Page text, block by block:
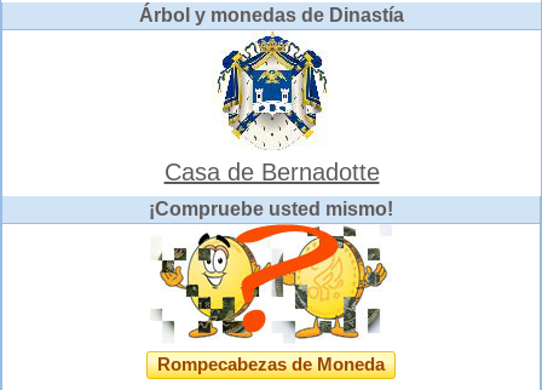
Árbol y monedas de Dinastía
Casa de Bernadotte
¡Compruebe usted mismo!
Rompecabezas de Moneda